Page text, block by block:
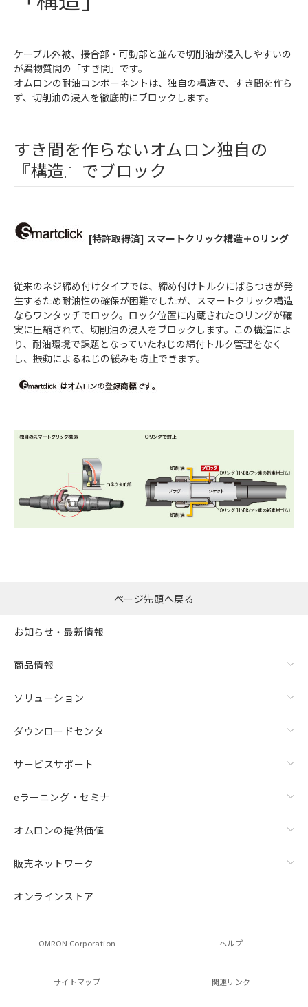
ケーブル外被、接合部・可動部と並んで切削油が浸入しやすいの
が異物質間の「すき間」です。
オムロンの耐油コンポーネントは、独自の構造で、すき間を作ら
ず、切削油の浸入を徹底的にブロックします。
すき間を作らないオムロン独自の
『構造』でブロック
[特許取得済] スマートクリック構造＋Oリング
従来のネジ締め付けタイプでは、締め付けトルクにばらつきが発
生するため耐油性の確保が困難でしたが、スマートクリック構造
ならワンタッチでロック。ロック位置に内蔵されたＯリングが確
実に圧縮されて、切削油の浸入をブロックします。この構造によ
り、耐油環境で課題となっていたねじの締付トルク管理をなく
し、振動によるねじの緩みも防止できます。
ページ先頭へ戻る
お知らせ・最新情報
商品情報
ソリューション
ダウンロードセンタ
サービスサポート
eラーニング・セミナ
オムロンの提供価値
販売ネットワーク
オンラインストア
OMRON Corporation ヘルプ
サイトマップ 関連リンク